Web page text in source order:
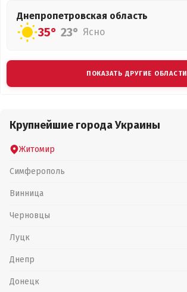
Днепропетровская область
35° 23° Ясно
ПОКАЗАТЬ ДРУГИЕ ОБЛАСТИ
Крупнейшие города Украины
Житомир
Симферополь
Винница
Черновцы
Луцк
Днепр
Донецк